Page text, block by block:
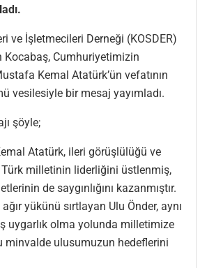
ve İşletmecileri Derneği (KOSDER)
Kocabaş, Cumhuriyetimizin
Kemal Atatürk’ün vefatının
vesilesiyle bir mesaj yayımladı.
şöyle;
Atatürk, ileri görüşlülüğü ve
Türk milletinin liderliğini üstlenmiş,
de saygınlığını kazanmıştır.
yükünü sırtlayan Ulu Önder, aynı
uygarlık olma yolunda milletimize
minvalde ulusumuzun hedeflerini